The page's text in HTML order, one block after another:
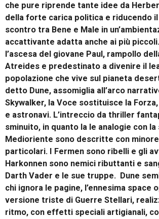
che pure riprende tante idee da
della forte carica politica e riducendo
scontro tra Bene e Male in
accattivante adatta anche ai più
l’ascesa del giovane Paul, rampollo
Atreides e predestinato a divenire il
popolazione che vive sul pianeta
detto Dune, assomiglia all’arco
Skywalker, la Voce sostituisce la
e astronavi. L’intreccio da thriller
sminuito, in quanto la le analogie con la
Medioriente sono descritte con
particolari. I Fermen sono ribelli e gli
Harkonnen sono nemici ributtanti e
Darth Vader e le sue truppe. Dune
chi ignora le pagine, l’ennesima space
versione triste di Guerre Stellari,
ritmo, con effetti speciali artigianali,